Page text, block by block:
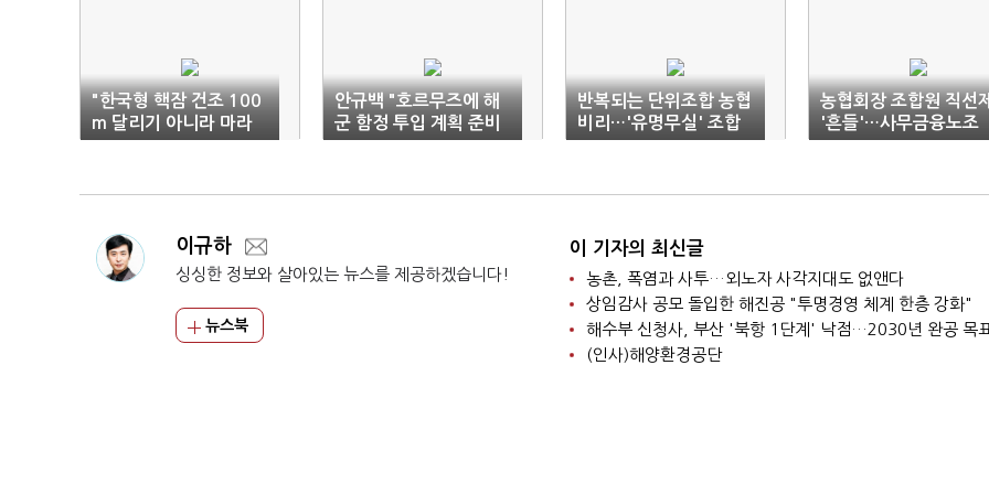
"한국형 핵잠 건조 100
m 달리기 아니라 마라
톤"
안규백 "호르무즈에 해
군 함정 투입 계획 준비
중"
반복되는 단위조합 농협
비리…'유명무실' 조합
감사위
농협회장 조합원 직선
'흔들'…사무금융노조
"조속한 처리를"
이규하
싱싱한 정보와 살아있는 뉴스를 제공하겠습니다!
뉴스북
이 기자의 최신글
농촌, 폭염과 사투…외노자 사각지대도 없앤다
상임감사 공모 돌입한 해진공 "투명경영 체계 한층 강화"
해수부 신청사, 부산 '북항 1단계' 낙점…2030년 완공 목
(인사)해양환경공단